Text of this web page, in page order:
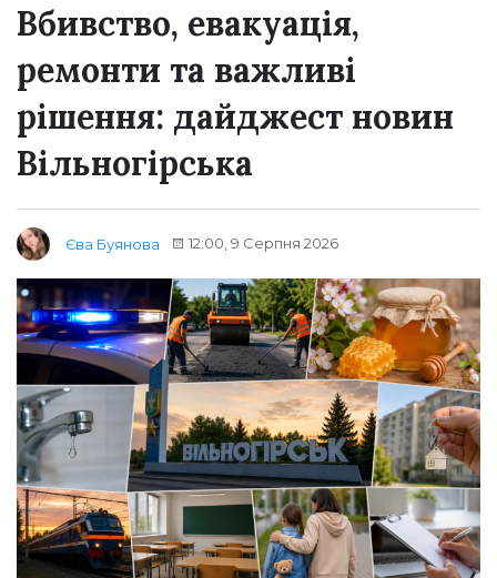
Вбивство, евакуація,
ремонти та важливі
рішення: дайджест новин
Вільногірська
Єва Буянова 12:00, 9 Серпня 2026